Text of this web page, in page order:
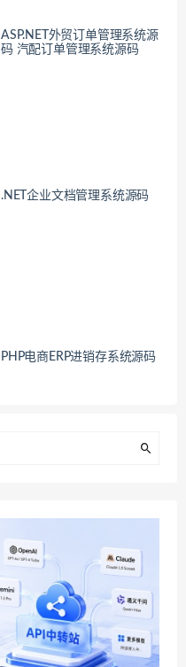
ASP.NET外贸订单管理系统源
码 汽配订单管理系统源码
.NET企业文档管理系统源码
PHP电商ERP进销存系统源码